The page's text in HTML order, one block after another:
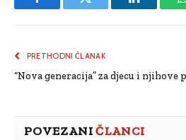
FacebookTwitter LinkedIn
PRETHODNI ČLANAK
“Nova generacija” za djecu i njihove
POVEZANIČLANCI